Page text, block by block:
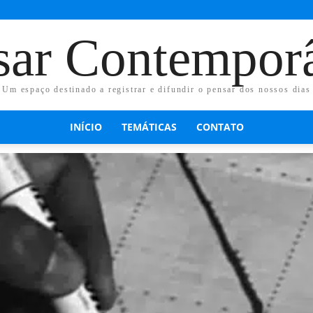
Um espaço destinado a registrar e difundir o pensar dos nossos dias
INÍCIO TEMÁTICAS CONTATO